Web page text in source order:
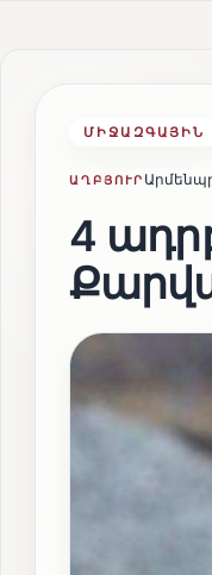
ՄԻՋԱԶԳԱՅԻՆ
ԱՂԲՅՈՒՐ
4